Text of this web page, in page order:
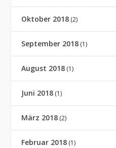
Oktober 2018 (2)
September 2018 (1)
August 2018 (1)
Juni 2018 (1)
März 2018 (2)
Februar 2018 (1)